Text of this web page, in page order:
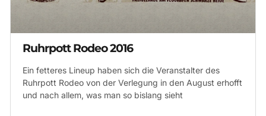
Ruhrpott Rodeo 2016
Ein fetteres Lineup haben sich die Veranstalter des
Ruhrpott Rodeo von der Verlegung in den August erhofft
und nach allem, was man so bislang sieht